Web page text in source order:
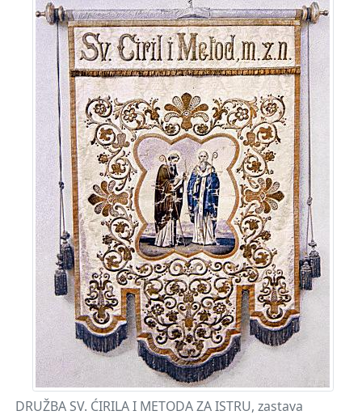
DRUŽBA SV. ĆIRILA I METODA ZA ISTRU, zastava